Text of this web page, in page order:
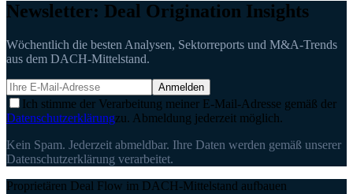
Newsletter: Deal Origination Insights
Wöchentlich die besten Analysen, Sektorreports und M&A-Trends
aus dem DACH-Mittelstand.
Anmelden
Ich stimme der Verarbeitung meiner E-Mail-Adresse gemäß der
Datenschutzerklärungzu. Abmeldung jederzeit möglich.
Kein Spam. Jederzeit abmeldbar. Ihre Daten werden gemäß unserer
Datenschutzerklärung verarbeitet.
Proprietären Deal Flow im DACH-Mittelstand aufbauen